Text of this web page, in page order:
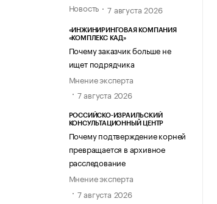
Новость
7 августа 2026
«ИНЖИНИРИНГОВАЯ КОМПАНИЯ
«КОМПЛЕКС КАД»
Почему заказчик больше не
ищет подрядчика
Мнение эксперта
7 августа 2026
РОССИЙСКО-ИЗРАИЛЬСКИЙ
КОНСУЛЬТАЦИОННЫЙ ЦЕНТР
Почему подтверждение корней
превращается в архивное
расследование
Мнение эксперта
7 августа 2026